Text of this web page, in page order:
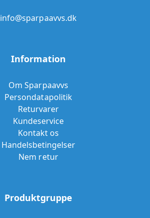
info@sparpaavvs.dk
Information
Om Sparpaavvs
Persondatapolitik
Returvarer
Kundeservice
Kontakt os
Handelsbetingelser
Nem retur
Produktgruppe